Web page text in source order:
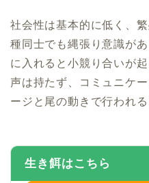
社会性は基本的に低く、
種同士でも縄張り意識が
に入れると小競り合いが
声は持たず、コミュニケ
ージと尾の動きで行われ
生き餌はこちら